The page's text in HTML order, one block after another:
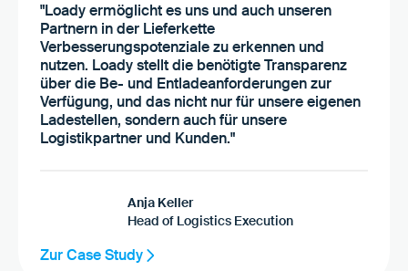
"Loady ermöglicht es uns und auch unseren
Partnern in der Lieferkette
Verbesserungspotenziale zu erkennen und
nutzen. Loady stellt die benötigte Transparenz
über die Be- und Entladeanforderungen zur
Verfügung, und das nicht nur für unsere eigenen
Ladestellen, sondern auch für unsere
Logistikpartner und Kunden."
Anja Keller
Head of Logistics Execution
Zur Case Study